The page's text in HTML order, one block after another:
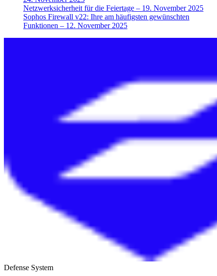
Netzwerksicherheit für die Feiertage – 19. November 2025
Sophos Firewall v22: Ihre am häufigsten gewünschten
Funktionen – 12. November 2025
Defense System